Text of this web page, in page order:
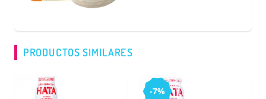
PRODUCTOS SIMILARES
-7%